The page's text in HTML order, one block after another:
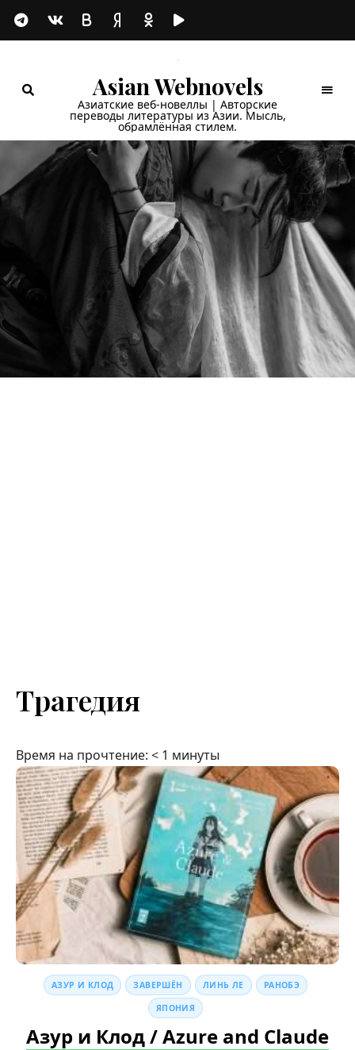
Asian Webnovels
Азиатские веб-новеллы | Авторские
переводы литературы из Азии. Мысль,
обрамлённая стилем.
Трагедия
Время на прочтение: < 1 минуты
АЗУР И КЛОД ЗАВЕРШЁН ЛИНЬ ЛЕ РАНОБЭ
ЯПОНИЯ
Азур и Клод / Azure and Claude